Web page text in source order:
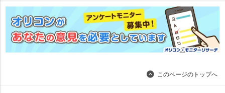
このページのトップへ